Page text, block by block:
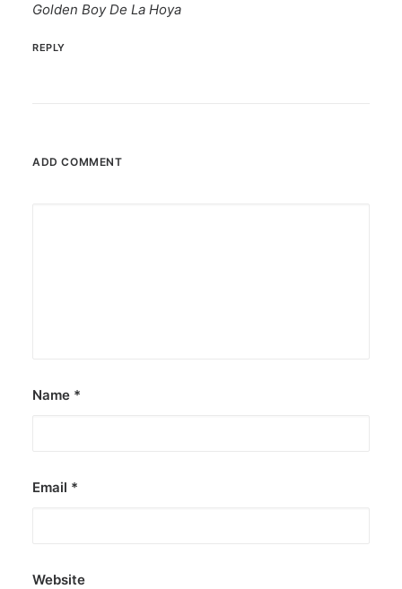
Golden Boy De La Hoya
REPLY
ADD COMMENT
Name *
Email *
Website